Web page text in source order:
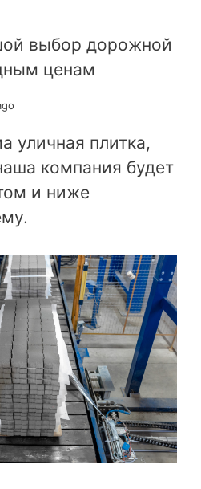
выбор дорожной
ценам
уличная плитка,
компания будет
и ниже